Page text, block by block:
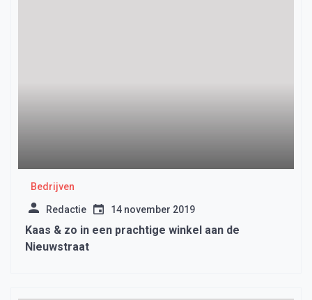
Bedrijven
Redactie 14 november 2019
Kaas & zo in een prachtige winkel aan de
Nieuwstraat